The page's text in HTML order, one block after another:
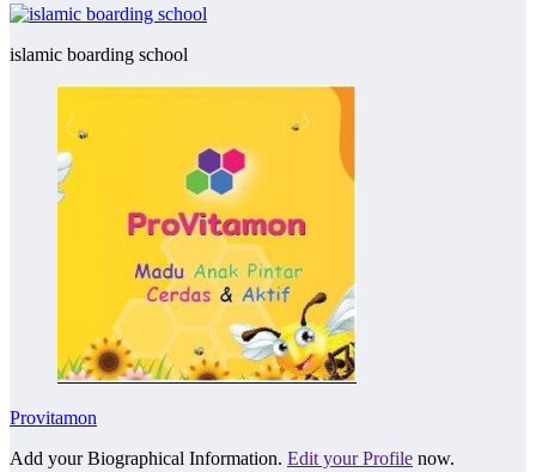
islamic boarding school
Provitamon
Add your Biographical Information. Edit your Profile now.